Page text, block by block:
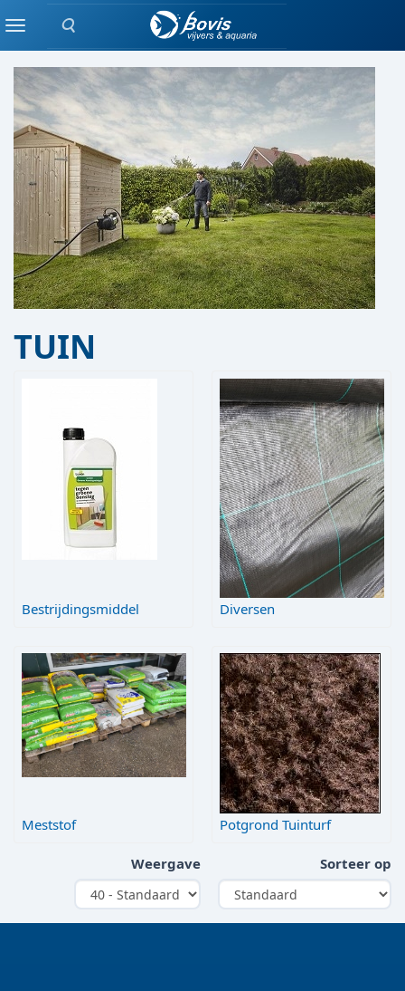
Zoeken
MenuProducten
TUIN
Bestrijdingsmiddel Diversen
Meststof Potgrond Tuinturf
Weergave Sorteer op